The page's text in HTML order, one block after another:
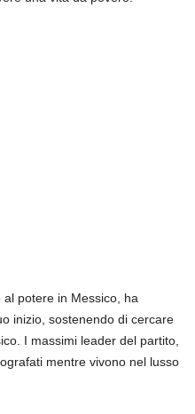
al potere in Messico, ha
inizio, sostenendo di cercare
I massimi leader del partito,
mentre vivono nel lusso